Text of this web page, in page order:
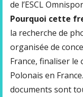
de l’ESCL
Pourquoi cette
la recherche de
organisée de
France, finaliser le
Polonais en
documents sont